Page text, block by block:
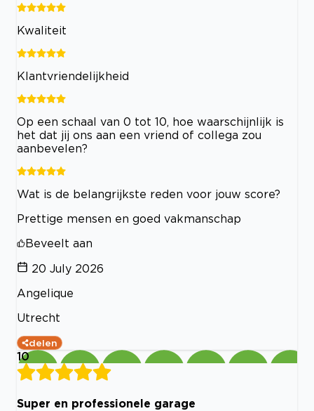
Kwaliteit
Klantvriendelijkheid
Op een schaal van 0 tot 10, hoe waarschijnlijk is
het dat jij ons aan een vriend of collega zou
aanbevelen?
Wat is de belangrijkste reden voor jouw score?
Prettige mensen en goed vakmanschap
Beveelt aan
20 July 2026
Angelique
Utrecht
delen
10
Super en professionele garage